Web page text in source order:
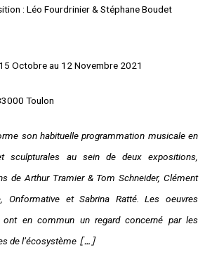
: Léo Fourdrinier & Stéphane Boudet
15 Octobre au 12 Novembre 2021
Toulon
son habituelle programmation musicale en
sculpturales au sein de deux expositions,
de Arthur Tramier & Tom Schneider, Clément
Onformative et Sabrina Ratté. Les oeuvres
ont en commun un regard concerné par les
de l’écosystème […]